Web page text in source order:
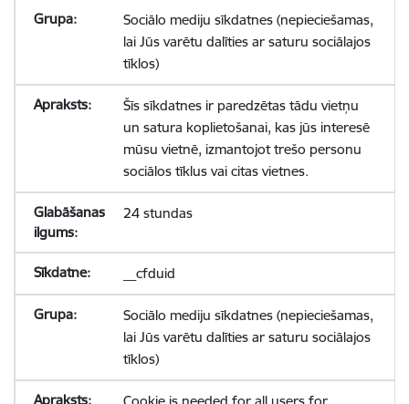
Sociālo mediju sīkdatnes (nepieciešamas,
lai Jūs varētu dalīties ar saturu sociālajos
tīklos)
Šīs sīkdatnes ir paredzētas tādu vietņu
un satura koplietošanai, kas jūs interesē
mūsu vietnē, izmantojot trešo personu
sociālos tīklus vai citas vietnes.
24 stundas
__cfduid
Sociālo mediju sīkdatnes (nepieciešamas,
lai Jūs varētu dalīties ar saturu sociālajos
tīklos)